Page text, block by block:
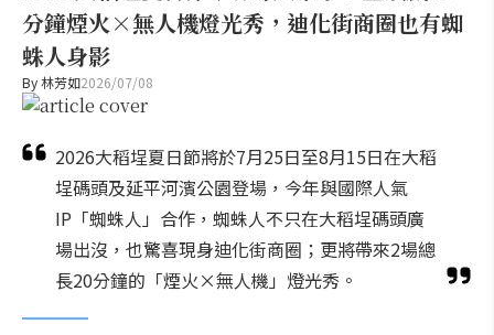
分鐘煙火×無人機燈光秀，迪化街商圈也有蜘
蛛人身影
By林芳如2026/07/08
2026大稻埕夏日節將於7月25日至8月15日在大稻
埕碼頭及延平河濱公園登場，今年與國際人氣
IP「蜘蛛人」合作，蜘蛛人不只在大稻埕碼頭廣
場出沒，也驚喜現身迪化街商圈；更將帶來2場總
長20分鐘的「煙火×無人機」燈光秀。